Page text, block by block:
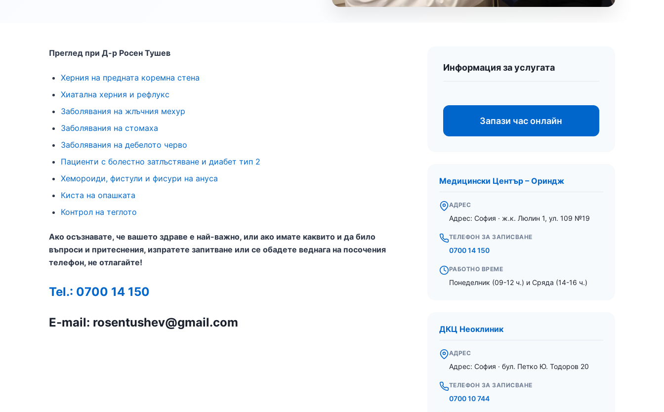
Преглед при Д-р Росен Тушев
Херния на предната коремна стена
Хиатална херния и рефлукс
Заболявания на жлъчния мехур
Заболявания на стомаха
Заболявания на дебелото черво
Пациeнти с болестно затлъстяване и диабет тип 2
Хемороиди, фистули и фисури на ануса
Киста на опашката
Контрол на теглото
Ако осъзнавате, че вашето здраве е най-важно, или ако имате каквито и да било
въпроси и притеснения, изпратете запитване или се обадете веднага на посочения
телефон, не отлагайте!
Tel.: 0700 14 150
E-mail: rosentushev@gmail.com
Информация за услугата
Запази час онлайн
Медицински Център – Ориндж
АДРЕС
Адрес: София · ж.к. Люлин 1, ул. 109 №19
ТЕЛЕФОН ЗА ЗАПИСВАНЕ
0700 14 150
РАБОТНО ВРЕМЕ
Понеделник (09-12 ч.) и Сряда (14-16 ч.)
ДКЦ Неоклиник
АДРЕС
Адрес: София · бул. Петко Ю. Тодоров 20
ТЕЛЕФОН ЗА ЗАПИСВАНЕ
0700 10 744